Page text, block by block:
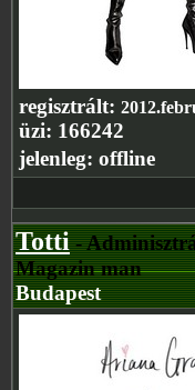
regisztrált:
üzi: 166242
jelenleg: offline
Totti-
Magazin man
Budapest